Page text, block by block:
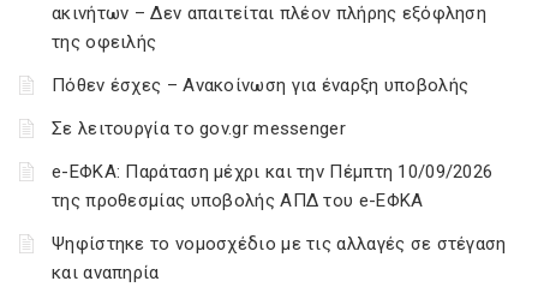
ακινήτων – Δεν απαιτείται πλέον πλήρης εξόφληση
της οφειλής
Πόθεν έσχες – Ανακοίνωση για έναρξη υποβολής
Σε λειτουργία το gov.gr messenger
e-ΕΦΚΑ: Παράταση μέχρι και την Πέμπτη 10/09/2026
της προθεσμίας υποβολής ΑΠΔ του e-ΕΦΚΑ
Ψηφίστηκε το νομοσχέδιο με τις αλλαγές σε στέγαση
και αναπηρία